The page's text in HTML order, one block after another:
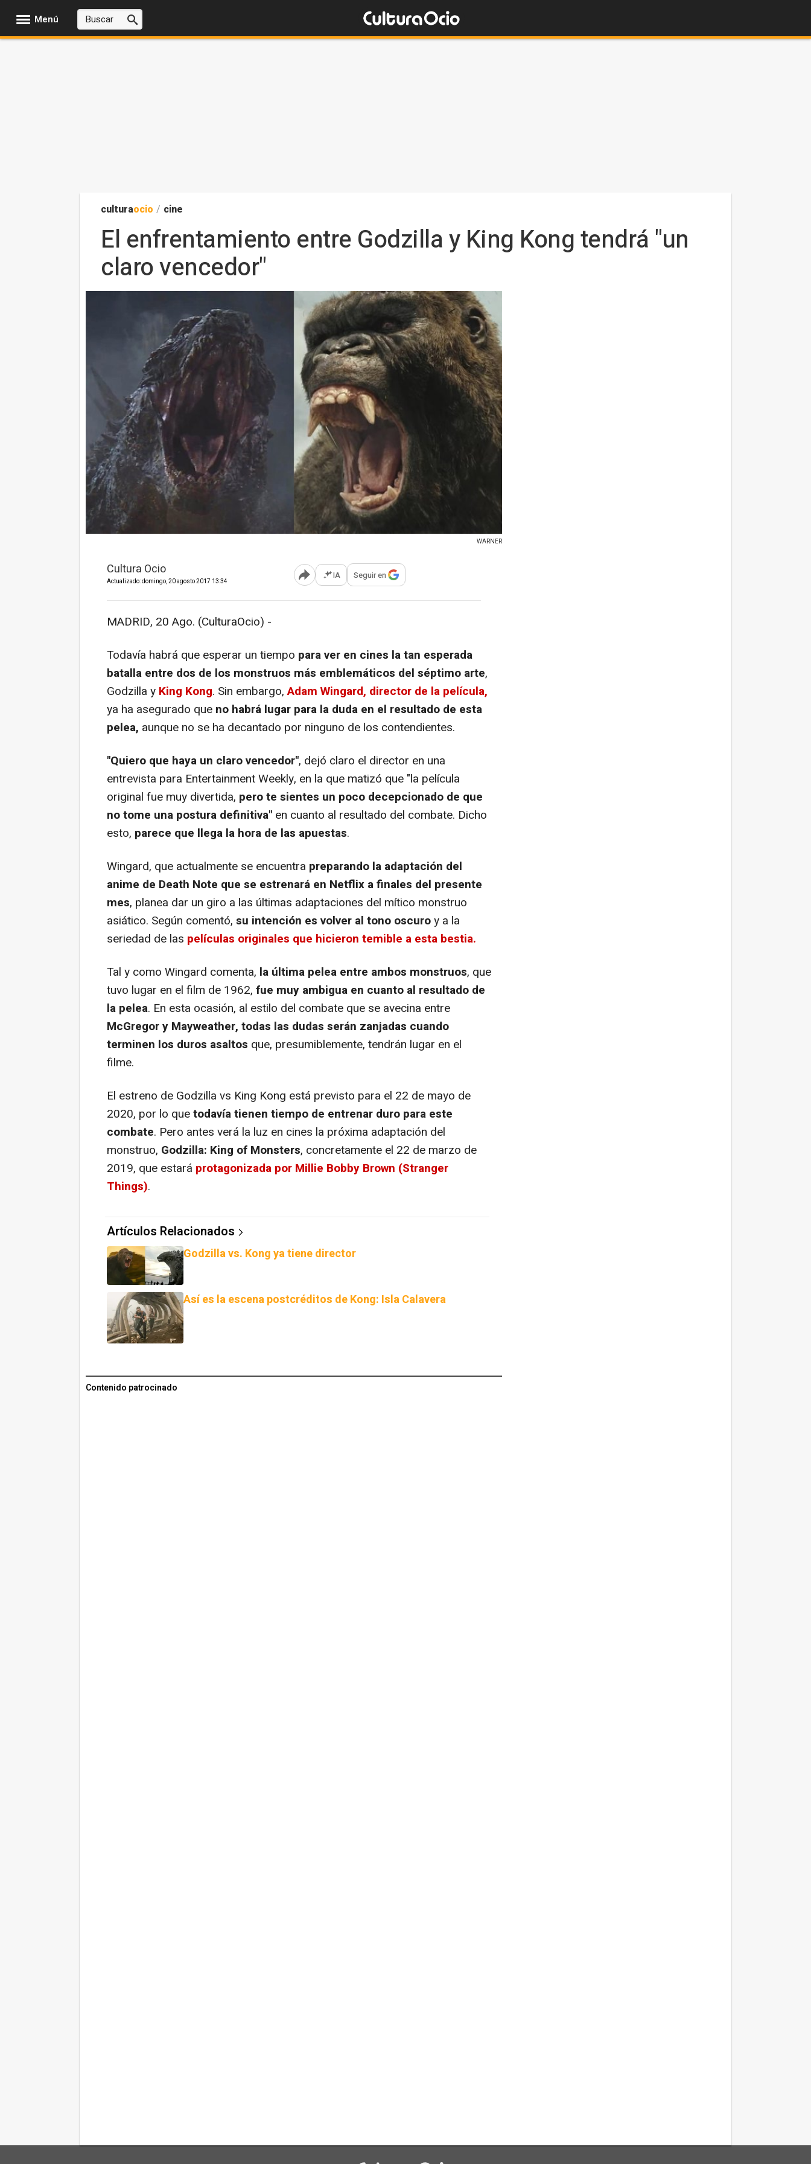
Menú
culturaocio / cine
El enfrentamiento entre Godzilla y King Kong tendrá "un
claro vencedor"
WARNER
Cultura Ocio
Actualizado: domingo, 20 agosto 2017 13:34 Abrir opciones para compartir
IA Seguir en
MADRID, 20 Ago. (CulturaOcio) -
Todavía habrá que esperar un tiempo para ver en cines la tan esperada
batalla entre dos de los monstruos más emblemáticos del séptimo arte,
Godzilla y King Kong. Sin embargo,Adam Wingard, director de la película,
ya ha asegurado que no habrá lugar para la duda en el resultado de esta
pelea, aunque no se ha decantado por ninguno de los contendientes.
"Quiero que haya un claro vencedor", dejó claro el director en una
entrevista para Entertainment Weekly, en la que matizó que "la película
original fue muy divertida, pero te sientes un poco decepcionado de que
no tome una postura definitiva" en cuanto al resultado del combate. Dicho
esto, parece que llega la hora de las apuestas.
Wingard, que actualmente se encuentra preparando la adaptación del
anime de Death Note que se estrenará en Netflix a finales del presente
mes, planea dar un giro a las últimas adaptaciones del mítico monstruo
asiático. Según comentó, su intención es volver al tono oscuroy a la
seriedad de las películas originales que hicieron temible a esta bestia.
Tal y como Wingard comenta, la última pelea entre ambos monstruos, que
tuvo lugar en el film de 1962, fue muy ambigua en cuanto al resultado de
la pelea. En esta ocasión, al estilo del combate que se avecina entre
McGregor y Mayweather, todas las dudas serán zanjadas cuando
terminen los duros asaltos que, presumiblemente, tendrán lugar en el
filme.
El estreno de Godzilla vs King Kong está previsto para el 22 de mayo de
2020, por lo quetodavía tienen tiempo de entrenar duro para este
combate. Pero antes verá la luz en cines la próxima adaptación del
monstruo, Godzilla: King of Monsters, concretamente el 22 de marzo de
2019, que estará protagonizada por Millie Bobby Brown (Stranger
Things).
Artículos Relacionados
Godzilla vs. Kong ya tiene director
Así es la escena postcréditos de Kong: Isla Calavera
Contenido patrocinado